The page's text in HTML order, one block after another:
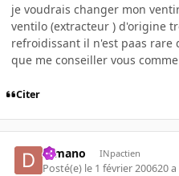
je voudrais changer mon
ventilo (extracteur ) d'origine
refroidissant il n'est paas rare
que me conseiller vous
Citer
d-mano INpactien
Posté(e) le 1 février 200620 a